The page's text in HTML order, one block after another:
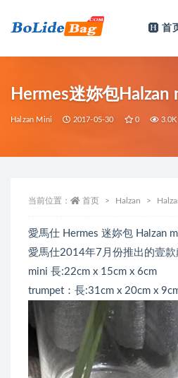
首
Hermes迷妳包
Halzan Mini 2017-05-30 0 3.0K
当前位置： 首页 Halzan
愛馬仕 Hermes 迷妳包 Halzan
愛馬仕2014年7月份推出的壹款
mini 長:22cm x 15cm x 6cm
trumpet：長:31cm x 20cm x